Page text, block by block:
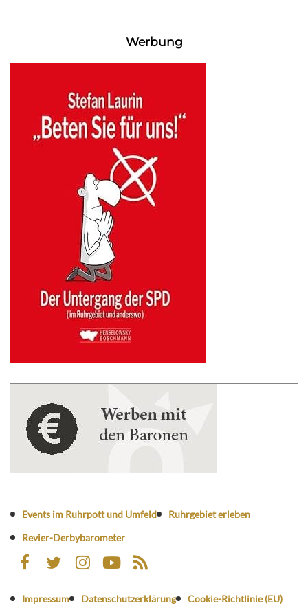
Werbung
Events im Ruhrpott und Umfeld
Ruhrgebiet erleben
Revier-Derbybarometer
Impressum Datenschutzerklärung Cookie-Richtlinie (EU)